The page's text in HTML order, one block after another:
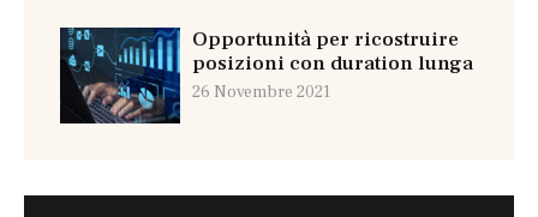
Opportunità per ricostruire
posizioni con duration lunga
26 Novembre 2021